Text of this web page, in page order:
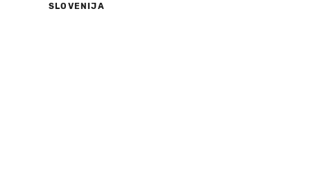
SLOVENIJA